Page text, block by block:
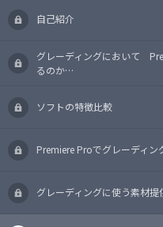
自己紹介
グレーディングにおいて
るのか…
ソフトの特徴比較
Premiere Proでグレーディン
グレーディングに使う素材提